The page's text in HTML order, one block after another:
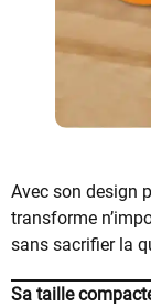
Avec son design
transforme
sans sacrifier la
Sa taille